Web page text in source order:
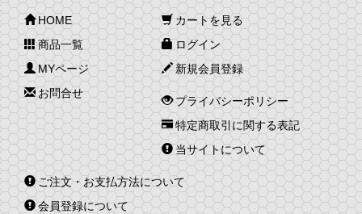
HOME
商品一覧
MYページ
お問合せ
カートを見る
ログイン
新規会員登録
プライバシーポリシー
特定商取引に関する表記
当サイトについて
ご注文・お支払方法について
会員登録について